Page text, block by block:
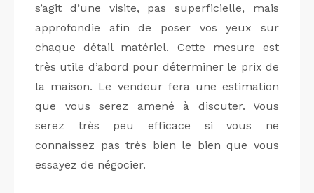
s’agit d’une visite, pas superficielle, mais
approfondie afin de poser vos yeux sur
chaque détail matériel. Cette mesure est
très utile d’abord pour déterminer le prix de
la maison. Le vendeur fera une estimation
que vous serez amené à discuter. Vous
serez très peu efficace si vous ne
connaissez pas très bien le bien que vous
essayez de négocier.